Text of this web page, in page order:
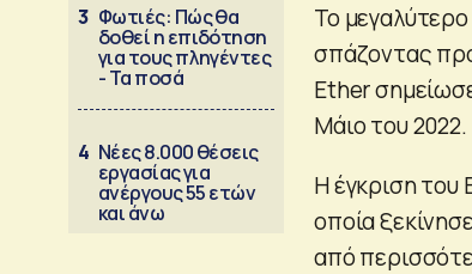
3 Φωτιές: Πώς θα
δοθεί η επιδότηση
για τους πληγέντες
- Τα ποσά
4 Νέες 8.000 θέσεις
εργασίας για
ανέργους 55 ετών
και άνω
Το
σπάζοντας
Ether
Μάιο του 2022.
Η έγκριση του
οποία
από